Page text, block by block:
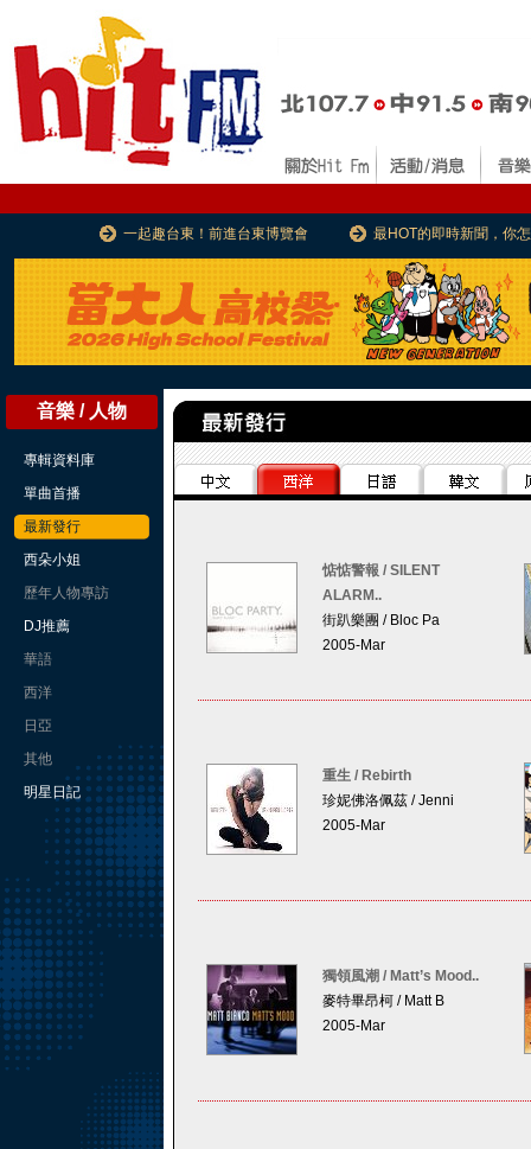
一起趣台東！前進台東博覽會 最HOT的即時新聞，你
音樂 / 人物
專輯資料庫
單曲首播
最新發行
西朵小姐
歷年人物專訪
DJ推薦
華語
西洋
日亞
其他
明星日記
惦惦警報 / SILENT
ALARM..
街趴樂團 / Bloc Pa
2005-Mar
重生 / Rebirth
珍妮佛洛佩茲 / Jenni
2005-Mar
獨領風潮 / Matt’s Mood..
麥特畢昂柯 / Matt B
2005-Mar